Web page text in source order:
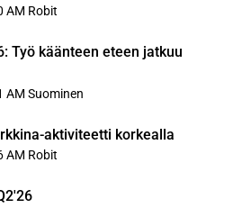
AM Robit
Työ käänteen eteen jatkuu
AM Suominen
aktiviteetti korkealla
AM Robit